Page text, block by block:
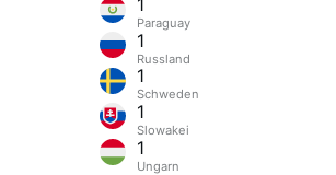
1
Paraguay
1
Russland
1
Schweden
1
Slowakei
1
Ungarn